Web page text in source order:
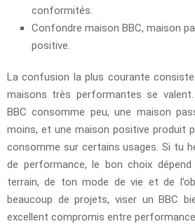
conformités.
Confondre maison BBC, maison
positive.
La confusion la plus courante
maisons très performantes se
BBC consomme peu, une maison
moins, et une maison positive produit
consomme sur certains usages. Si tu
de performance, le bon choix
terrain, de ton mode de vie et de
beaucoup de projets, viser un BBC
excellent compromis entre